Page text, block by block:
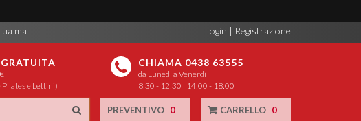
mail Login | Registrazione
Pilates e Lettini)
CHIAMA 0438 63555
da Lunedì a Venerdì
8:30 - 12:30 | 14:00 - 18:00
PREVENTIVO 0 CARRELLO 0